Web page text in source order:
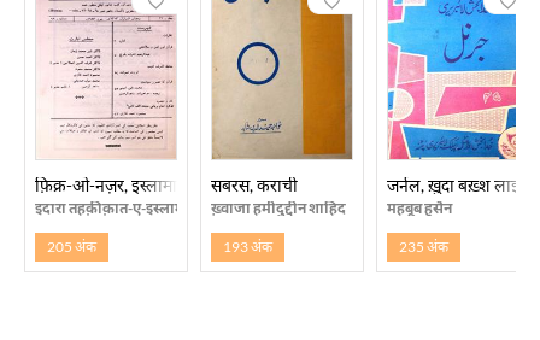
फ़िक्र-ओ-नज़र, इस्लामाबाद
इदारा तहक़ीक़ात-ए-इस्लामी, इस्लामाबाद
205 अंक
सबरस, कराची
ख़्वाजा हमीदुद्दीन शाहिद
193 अंक
जर्नल, ख़ुदा बख़्श
महबूब हुसैन
235 अंक